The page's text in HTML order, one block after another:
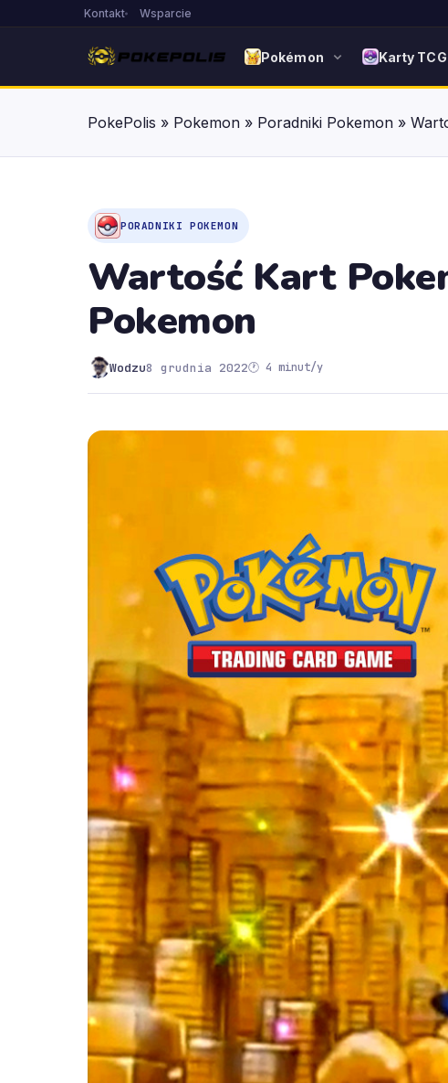
Kontakt Wsparcie
Pokémon Karty TCG
PokePolis » Pokemon » Poradniki Pokemon »
PORADNIKI POKEMON
Wartość Kart
Pokemon
Wodzu8 grudnia 2022🕐 4 minut/y